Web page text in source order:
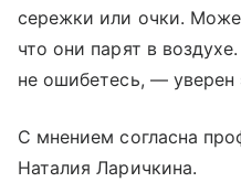
сережки или очки.
что они парят в
не ошибетесь, — уверен
С мнением согласна
Наталия Ларичкина.